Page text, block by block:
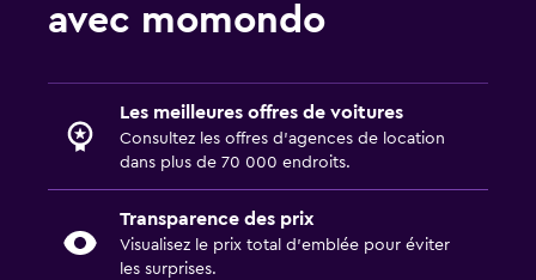
avec momondo
Les meilleures offres de voitures
Consultez les offres d’agences de location
dans plus de 70 000 endroits.
Transparence des prix
Visualisez le prix total d’emblée pour éviter
les surprises.